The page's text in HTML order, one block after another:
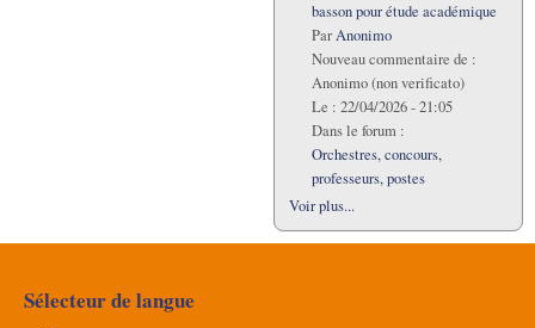
basson pour étude académique
ParAnonimo
Nouveau commentaire de :
Anonimo (non verificato)
Le : 22/04/2026 - 21:05
Dans le forum :
Orchestres, concours,
professeurs, postes
Voir plus...
Sélecteur de langue